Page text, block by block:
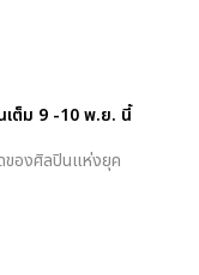
ต็ม 9 -10 พ.ย. นี้
ของศิลปินแห่งยุค